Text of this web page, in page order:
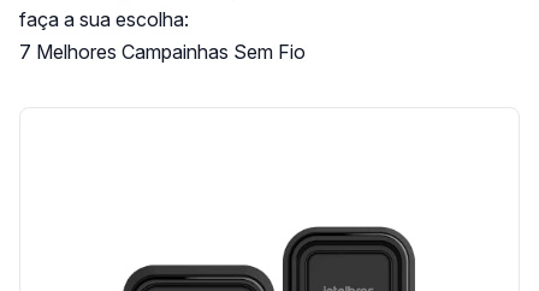
faça a sua escolha:
7 Melhores Campainhas Sem Fio